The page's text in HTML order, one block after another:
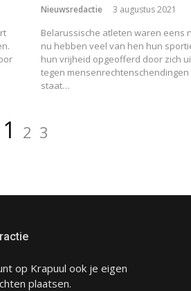
Nieuwsredactie 3 augustus 2021
Belarussische atleten waren eens
nu hebben veel van hen hun
hun vrijheid opgeofferd door zich
tegen mensenrechtenschendingen
staat…
Pagina
1 Pagina
2 Pagina
3
op Krapuul ook je eigen
plaatsen.